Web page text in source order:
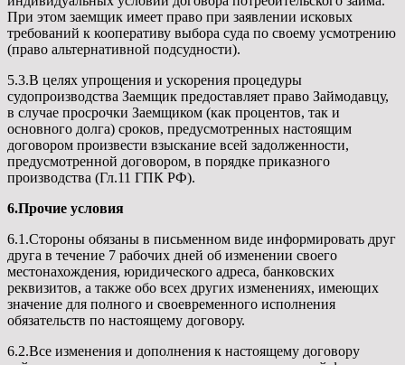
При этом заемщик имеет право при заявлении исковых
требований к кооперативу выбора суда по своему усмотрению
(право альтернативной подсудности).
5.3.В целях упрощения и ускорения процедуры
судопроизводства Заемщик предоставляет право Займодавцу,
в случае просрочки Заемщиком (как процентов, так и
основного долга) сроков, предусмотренных настоящим
договором произвести взыскание всей задолженности,
предусмотренной договором, в порядке приказного
производства (Гл.11 ГПК РФ).
6.Прочие условия
6.1.Стороны обязаны в письменном виде информировать друг
друга в течение 7 рабочих дней об изменении своего
местонахождения, юридического адреса, банковских
реквизитов, а также обо всех других изменениях, имеющих
значение для полного и своевременного исполнения
обязательств по настоящему договору.
6.2.Все изменения и дополнения к настоящему договору